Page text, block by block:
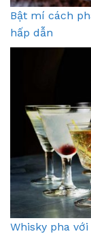
Bật mí cách
hấp dẫn
Whisky pha